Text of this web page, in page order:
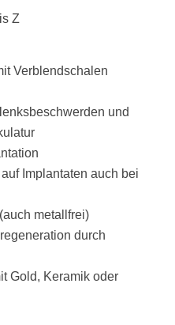
Z
Verblendschalen
und
Implantaten auch bei
metallfrei)
durch
Gold, Keramik oder